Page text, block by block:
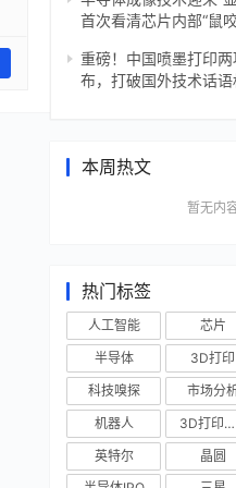
首次看清芯片内部“鼠
重磅！中国喷墨打印
布，打破国外技术话语
本周热文
暂无内
热门标签
人工智能 芯片
半导体
3D打印
科技嗅探
市场分
机器人
3D打印技术
英特尔
晶圆